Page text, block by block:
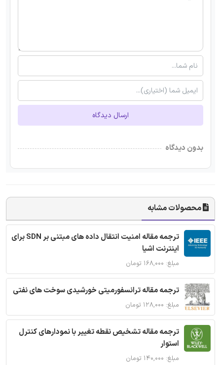
ارسال دیدگاه
بدون دیدگاه
محصولات مشابه
ترجمه مقاله امنیت انتقال داده های مبتنی بر SDN برای
اینترنت اشیا
مبلغ: ۱۶۸,۰۰۰ تومان
ترجمه مقاله ترانسفورمیتی خورشیدی سوخت های نفتی
مبلغ: ۱۲۸,۰۰۰ تومان
ترجمه مقاله تشخیص نقطه تغییر با نمودارهای کنترل
استوار
مبلغ: ۱۴۰,۰۰۰ تومان